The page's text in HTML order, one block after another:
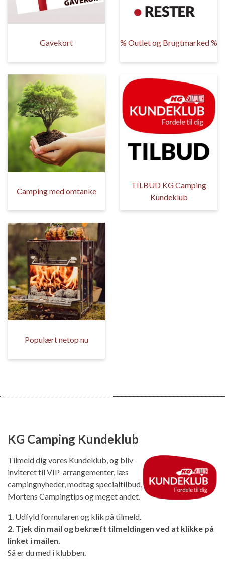
Gavekort % Outlet og Brugtmarked %
Camping med omtanke
TILBUD KG Camping
Kundeklub
Populært netop nu
KG Camping Kundeklub
Tilmeld dig vores Kundeklub, og bliv
inviteret til VIP-arrangementer, læs
campingnyheder, modtag specialtilbud,
Mortens Campingtips og meget andet.
1. Udfyld formularen og klik på tilmeld.
2. Tjek din mail og bekræft tilmeldingen ved at klikke på
linket i mailen.
Så er du med i klubben.